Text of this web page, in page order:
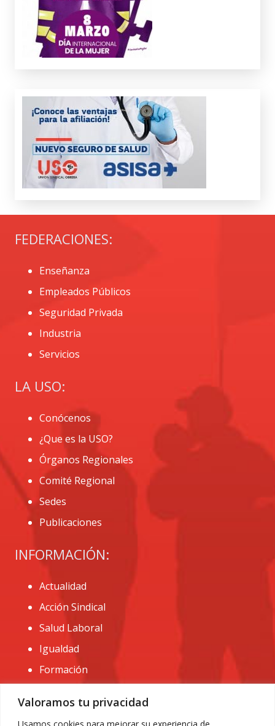
Valoramos tu privacidad
Usamos cookies para mejorar su experiencia de
FEDERACIONES:
Enseñanza
Empleados Públicos
Seguridad Privada
Industria
Servicios
LA USO:
Conócenos
¿Que es la USO?
Órganos Regionales
Comité Regional
Sedes
Publicaciones
INFORMACIÓN:
Actualidad
Acción Sindical
Salud Laboral
Igualdad
Formación
CONTACTO:
administracion@usomurcia.org